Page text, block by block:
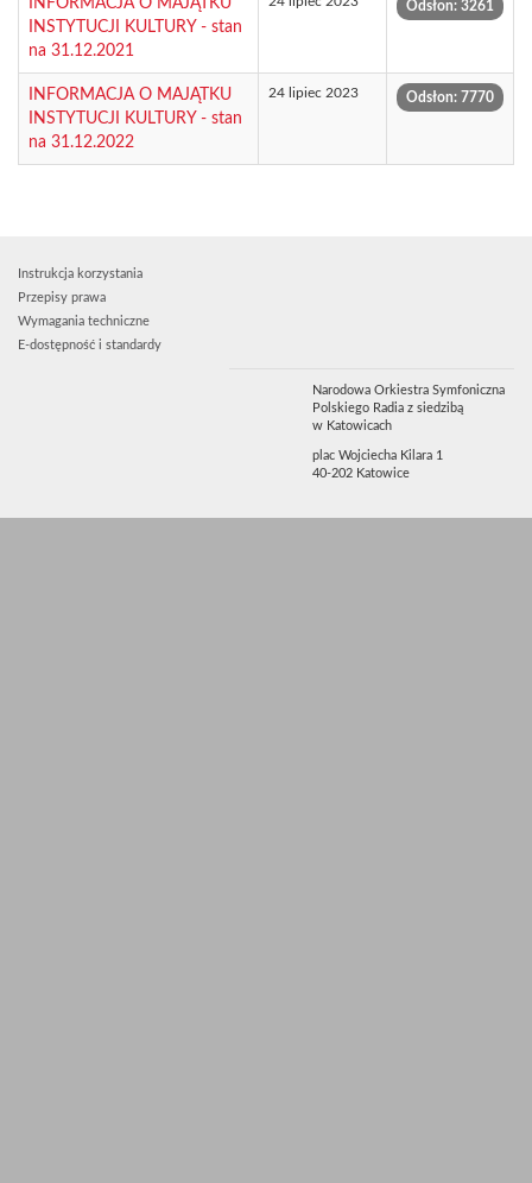
INFORMACJA O MAJĄTKU
INSTYTUCJI KULTURY - stan
na 31.12.2021
Odsłon: 3261
INFORMACJA O MAJĄTKU
INSTYTUCJI KULTURY - stan
na 31.12.2022
24 lipiec 2023 Odsłon: 7770
Instrukcja korzystania
Przepisy prawa
Wymagania techniczne
E-dostępność i standardy
Narodowa Orkiestra Symfoniczna
Polskiego Radia z siedzibą
w Katowicach
plac Wojciecha Kilara 1
40-202 Katowice